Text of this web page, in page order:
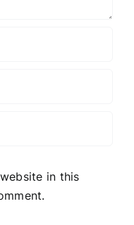
in this